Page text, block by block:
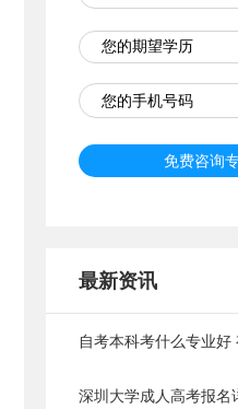
免费咨询
最新资讯
自考本科考什么专业好
深圳大学成人高考报名